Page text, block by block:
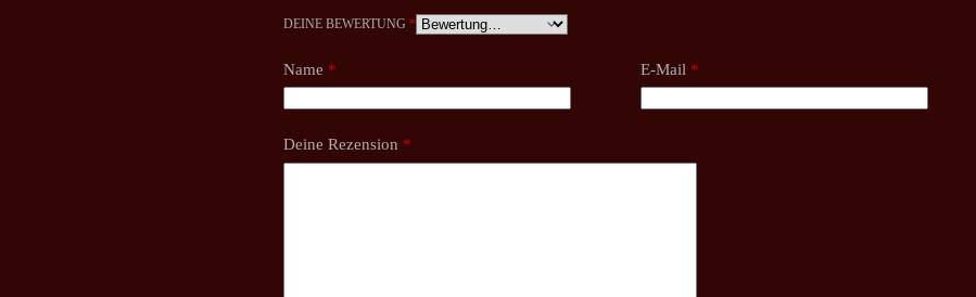
DEINE BEWERTUNG *
Name * E-Mail *
Deine Rezension *